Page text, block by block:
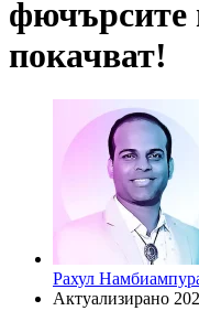
фючърсите
покачват!
Рахул
Актуализирано